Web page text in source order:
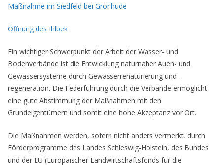
Maßnahme im Siedfeld bei Grönhude
Öffnung des Ihlbek
Ein wichtiger Schwerpunkt der Arbeit der Wasser- und
Bodenverbände ist die Entwicklung naturnaher Auen- und
Gewässersysteme durch Gewässerrenaturierung und -
regeneration. Die Federführung durch die Verbände ermöglicht
eine gute Abstimmung der Maßnahmen mit den
Grundeigentümern und somit eine hohe Akzeptanz vor Ort.
Die Maßnahmen werden, sofern nicht anders vermerkt, durch
Förderprogramme des Landes Schleswig-Holstein, des Bundes
und der EU (Europäischer Landwirtschaftsfonds für die